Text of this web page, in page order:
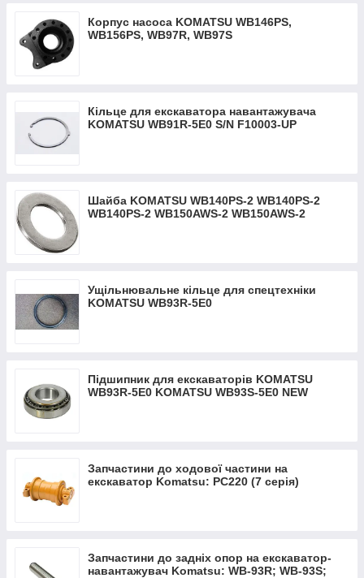
Корпус насоса KOMATSU WB146PS,
WB156PS, WB97R, WB97S
Кільце для екскаватора навантажувача
KOMATSU WB91R-5E0 S/N F10003-UP
Шайба KOMATSU WB140PS-2 WB140PS-2
WB140PS-2 WB150AWS-2 WB150AWS-2
Ущільнювальне кільце для спецтехніки
KOMATSU WB93R-5Е0
Підшипник для екскаваторів KOMATSU
WB93R-5Е0 KOMATSU WB93S-5Е0 NEW
Запчастини до ходової частини на
екскаватор Komatsu: PC220 (7 серія)
Запчастини до задніх опор на екскаватор-
навантажувач Komatsu: WB-93R; WB-93S;